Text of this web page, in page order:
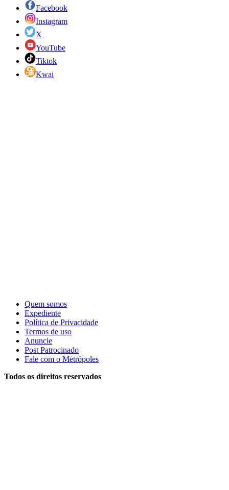
Facebook
Instagram
X
YouTube
Tiktok
Kwai
Quem somos
Expediente
Política de Privacidade
Termos de uso
Anuncie
Post Patrocinado
Fale com o Metrópoles
Todos os direitos reservados